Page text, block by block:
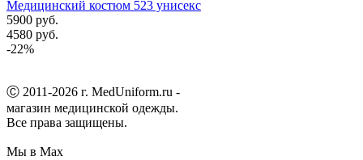
Mедицинский костюм 523 унисекс
5900 руб.
4580 руб.
-22%
Ⓒ 2011-2026 г. MedUniform.ru -
магазин медицинской одежды.
Все права защищены.
Мы в Max